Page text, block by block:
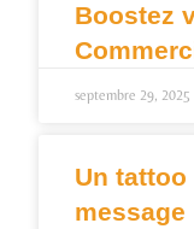
Boostez
septembre 29, 2025
Un
message